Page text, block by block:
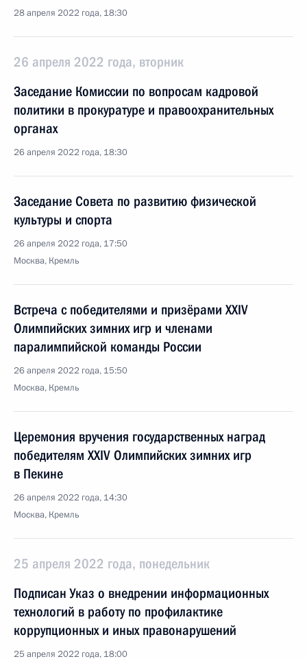
28 апреля 2022 года, 18:30
26 апреля 2022 года, вторник
Заседание Комиссии по вопросам кадровой
политики в прокуратуре и правоохранительных
органах
26 апреля 2022 года, 18:30
Заседание Совета по развитию физической
культуры и спорта
26 апреля 2022 года, 17:50
Москва, Кремль
Встреча с победителями и призёрами XXIV
Олимпийских зимних игр и членами
паралимпийской команды России
26 апреля 2022 года, 15:50
Москва, Кремль
Церемония вручения государственных наград
победителям XXIV Олимпийских зимних игр
в Пекине
26 апреля 2022 года, 14:30
Москва, Кремль
25 апреля 2022 года, понедельник
Подписан Указ о внедрении информационных
технологий в работу по профилактике
коррупционных и иных правонарушений
25 апреля 2022 года, 18:00